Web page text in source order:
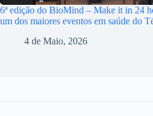
6ª edição do BioMind – Make it in 24
um dos maiores eventos em saúde do
4 de Maio, 2026